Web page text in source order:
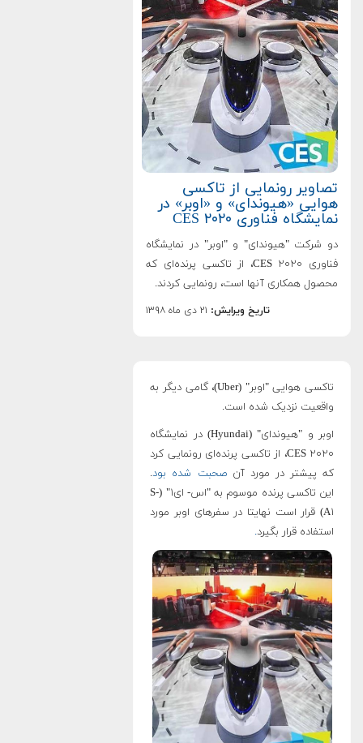
تصاویر رونمایی از تاکسی
هوایی «هیوندای» و «اوبر» در
نمایشگاه فناوری CES ۲۰۲۰
دو شرکت "هیوندای" و "اوبر" در نمایشگاه
فناوری CES ۲۰۲۰، از تاکسی پرنده‌ای که
محصول همکاری آنها است، رونمایی کردند.
تاریخ ویرایش: ۲۱ دی ماه ۱۳۹۸
تاکسی هوایی "اوبر" (Uber)، گامی دیگر به
واقعیت نزدیک شده است.
اوبر و "هیوندای" (Hyundai) در نمایشگاه
CES ۲۰۲۰، از تاکسی پرنده‌ای رونمایی کرد
که پیشتر در مورد آنصحبت شده بود.
این تاکسی پرنده موسوم به "اس- ای۱" (S-
A۱) قرار است نهایتا در سفرهای اوبر مورد
استفاده قرار بگیرد.